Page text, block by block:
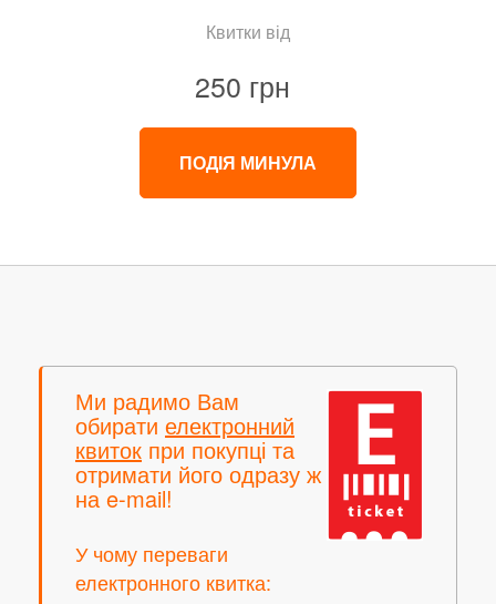
Квитки від
250 грн
ПОДІЯ МИНУЛА
Ми радимо Вам
обирати електронний
квиток при покупці та
отримати його одразу ж
на e-mail!
У чому переваги
електронного квитка: